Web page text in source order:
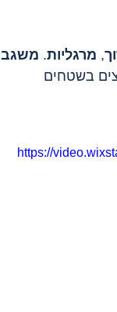
, מרגליות. משגב
בשטחים
https://